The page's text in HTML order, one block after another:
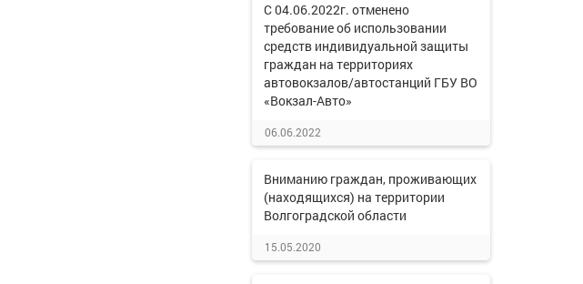
С 04.06.2022г. отменено
требование об использовании
средств индивидуальной защиты
граждан на территориях
автовокзалов/автостанций ГБУ ВО
«Вокзал-Авто»
06.06.2022
Вниманию граждан, проживающих
(находящихся) на территории
Волгоградской области
15.05.2020